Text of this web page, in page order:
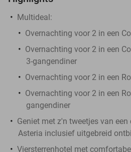
Multideal:
Overnachting voor 2 in een
Overnachting voor 2 in een
3-gangendiner
Overnachting voor 2 in een
Overnachting voor 2 in een
gangendiner
Geniet met z'n tweetjes van
Asteria inclusief uitgebreid
Viersterrenhotel met